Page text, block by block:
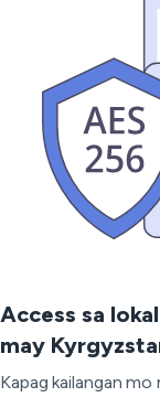
Access sa
may
Kapag kailangan